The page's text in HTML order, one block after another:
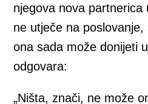
njegova nova partnerica
ne utječe na
ona sada može donijeti
odgovara:
„Ništa, znači, ne može